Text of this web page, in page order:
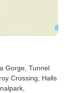
Gorge , Tunnel
Crossing , Halls